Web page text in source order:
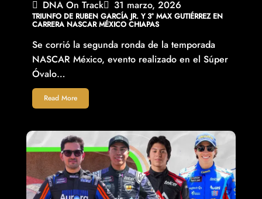
DNA On Track 31 marzo, 2026
TRIUNFO DE RUBEN GARCÍA JR. Y 3° MAX GUTIÉRREZ EN
CARRERA NASCAR MÉXICO CHIAPAS
Se corrió la segunda ronda de la temporada
NASCAR México, evento realizado en el Súper
Óvalo…
Read More